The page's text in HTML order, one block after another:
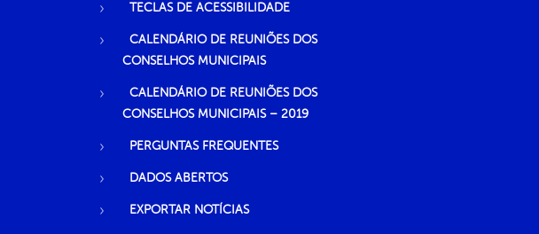
TECLAS DE ACESSIBILIDADE
CALENDÁRIO DE REUNIÕES DOS
CONSELHOS MUNICIPAIS
CALENDÁRIO DE REUNIÕES DOS
CONSELHOS MUNICIPAIS – 2019
PERGUNTAS FREQUENTES
DADOS ABERTOS
EXPORTAR NOTÍCIAS